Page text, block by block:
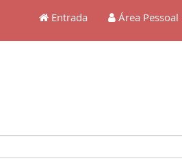
Entrada Área Pessoal